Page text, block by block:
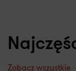
Zobacz wszystkie